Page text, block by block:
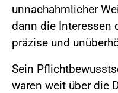
unnachahmlicher
dann die Interessen
präzise und
Sein
waren weit über die